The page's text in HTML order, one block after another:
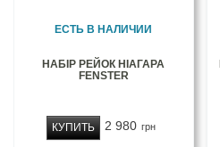
ЕСТЬ В НАЛИЧИИ
НАБІР РЕЙОК НІАГАРА
FENSTER
2 980 грн
КУПИТЬ